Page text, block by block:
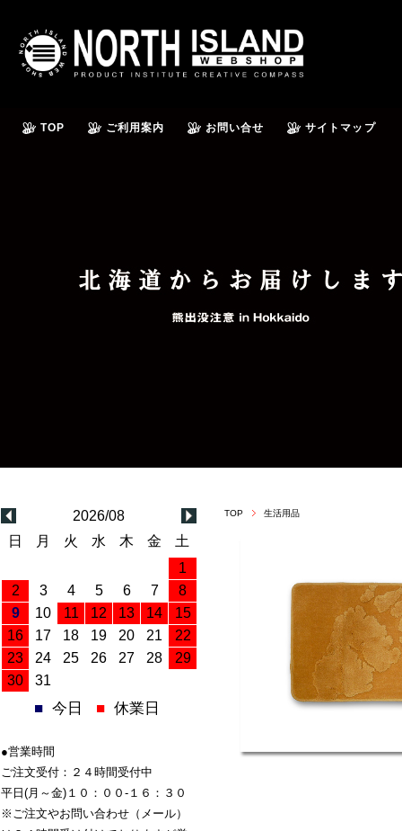
TOP ご利用案内 お問い合せ サイトマップ
TOP 生活用品
2026/08
日
月 火 水 木 金
土
1
2
3 4 5 6 7
8
9
10 11 12 13 14
15
16
17 18 19 20 21
22
23
24 25 26 27 28
29
30
31
■ 今日 ■ 休業日
●営業時間
ご注文受付：２４時間受付中
平日(月～金)１０：００-１６：３０
※ご注文やお問い合わせ（メール）